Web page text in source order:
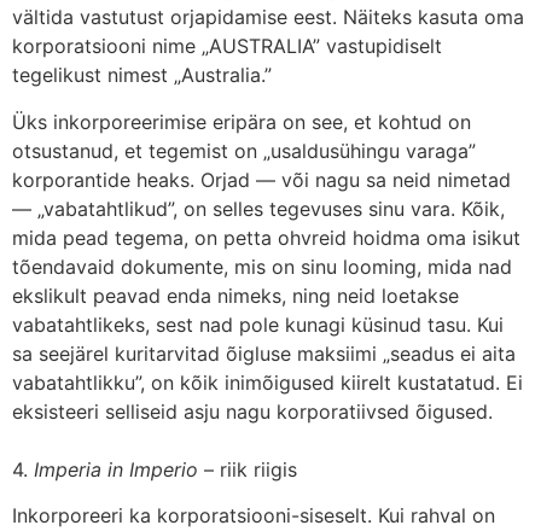
vältida vastutust orjapidamise eest. Näiteks kasuta oma
korporatsiooni nime „AUSTRALIA” vastupidiselt
tegelikust nimest „Australia.”
Üks inkorporeerimise eripära on see, et kohtud on
otsustanud, et tegemist on „usaldusühingu varaga”
korporantide heaks. Orjad — või nagu sa neid nimetad
— „vabatahtlikud”, on selles tegevuses sinu vara. Kõik,
mida pead tegema, on petta ohvreid hoidma oma isikut
tõendavaid dokumente, mis on sinu looming, mida nad
ekslikult peavad enda nimeks, ning neid loetakse
vabatahtlikeks, sest nad pole kunagi küsinud tasu. Kui
sa seejärel kuritarvitad õigluse maksiimi „seadus ei aita
vabatahtlikku”, on kõik inimõigused kiirelt kustatatud. Ei
eksisteeri selliseid asju nagu korporatiivsed õigused.
4. Imperia in Imperio – riik riigis
Inkorporeeri ka korporatsiooni-siseselt. Kui rahval on